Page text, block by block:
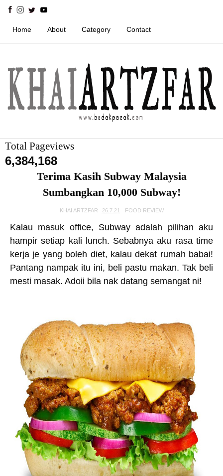
Home About Category Contact
Total Pageviews
6,384,168
Terima Kasih Subway Malaysia
Sumbangkan 10,000 Subway!
KHAI ARTZFAR 26.7.21 FOOD REVIEW
Kalau masuk office, Subway adalah pilihan aku
hampir setiap kali lunch. Sebabnya aku rasa time
kerja je yang boleh diet, kalau dekat rumah babai!
Pantang nampak itu ini, beli pastu makan. Tak beli
mesti masak. Adoii bila nak datang semangat ni!